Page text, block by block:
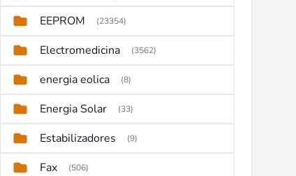
EEPROM (23354)
Electromedicina (3562)
energia eolica (8)
Energia Solar (33)
Estabilizadores (9)
Fax (506)